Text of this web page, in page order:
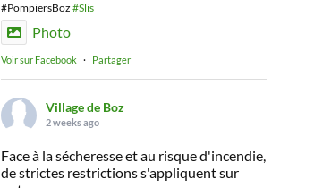
#PompiersBoz #Slis
Photo
Voir sur Facebook · Partager
Village de Boz
2 weeks ago
Face à la sécheresse et au risque d'incendie,
de strictes restrictions s'appliquent sur